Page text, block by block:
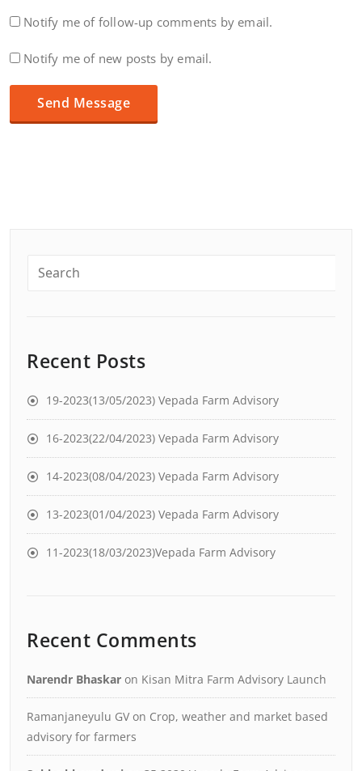
Notify me of follow-up comments by email.
Notify me of new posts by email.
Recent Posts
19-2023(13/05/2023) Vepada Farm Advisory
16-2023(22/04/2023) Vepada Farm Advisory
14-2023(08/04/2023) Vepada Farm Advisory
13-2023(01/04/2023) Vepada Farm Advisory
11-2023(18/03/2023)Vepada Farm Advisory
Recent Comments
Narendr Bhaskar on Kisan Mitra Farm Advisory Launch
Ramanjaneyulu GV on Crop, weather and market based
advisory for farmers